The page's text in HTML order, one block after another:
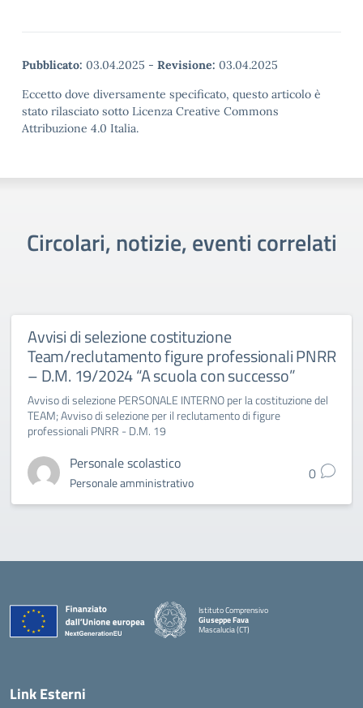
Pubblicato: 03.04.2025 - Revisione: 03.04.2025
Eccetto dove diversamente specificato, questo articolo è
stato rilasciato sotto Licenza Creative Commons
Attribuzione 4.0 Italia.
Circolari, notizie, eventi correlati
Avvisi di selezione costituzione
Team/reclutamento figure professionali PNRR
– D.M. 19/2024 “A scuola con successo”
Avviso di selezione PERSONALE INTERNO per la costituzione del
TEAM; Avviso di selezione per il reclutamento di figure
professionali PNRR - D.M. 19
Personale scolastico
Personale amministrativo 0
Istituto Comprensivo
Giuseppe Fava
Mascalucia (CT)
Link Esterni